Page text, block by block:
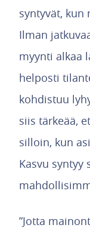
syntyvät, kun
Ilman
myynti alkaa
helposti
kohdistuu
siis tärkeää,
silloin, kun
Kasvu syntyy
”Jotta